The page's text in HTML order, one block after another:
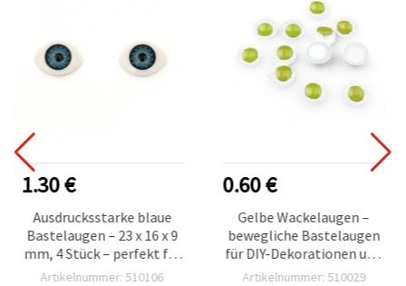
1.30 €
Ausdrucksstarke blaue
Bastelaugen – 23 x 16 x 9
mm, 4 Stück – perfekt für
Spielzeugherstellung,
Artikelnummer: 510106
0.60 €
Gelbe Wackelaugen –
bewegliche Bastelaugen
für DIY-Dekorationen und
Handarbeiten, 8 mm, 50
Artikelnummer: 510029